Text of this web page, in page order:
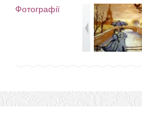
Фотографії